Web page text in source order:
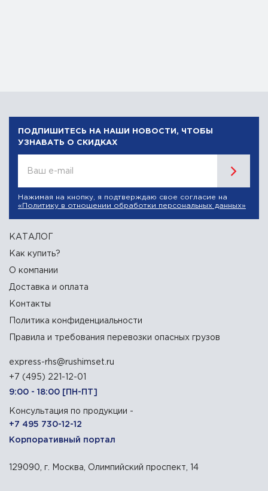
ПОДПИШИТЕСЬ НА НАШИ НОВОСТИ, ЧТОБЫ
УЗНАВАТЬ О СКИДКАХ
Ваш e-mail
Нажимая на кнопку, я подтверждаю свое согласие на
«Политику в отношении обработки персональных данных»
КАТАЛОГ
Как купить?
О компании
Доставка и оплата
Контакты
Политика конфиденциальности
Правила и требования перевозки опасных грузов
express-rhs@rushimset.ru
+7 (495) 221-12-01
9:00 - 18:00 [ПН-ПТ]
Консультация по продукции -
+7 495 730-12-12
Корпоративный портал
129090, г. Москва, Олимпийский проспект, 14